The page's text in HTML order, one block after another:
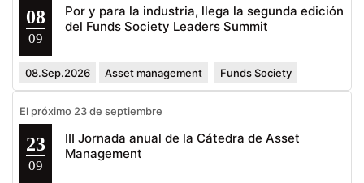
08
09
Por y para la industria, llega la segunda edición
del Funds Society Leaders Summit
08.Sep.2026 Asset management Funds Society
El próximo 23 de septiembre
23
09
III Jornada anual de la Cátedra de Asset
Management